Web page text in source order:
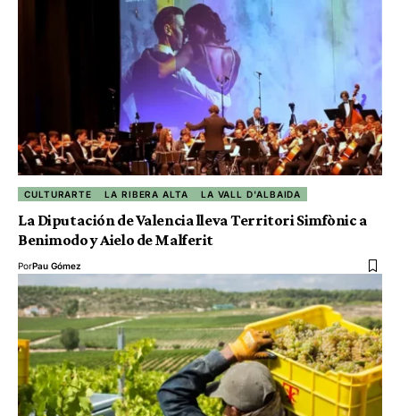
CULTURARTE LA RIBERA ALTA LA VALL D'ALBAIDA
La Diputación de Valencia lleva Territori Simfònic a
Benimodo y Aielo de Malferit
PorPau Gómez